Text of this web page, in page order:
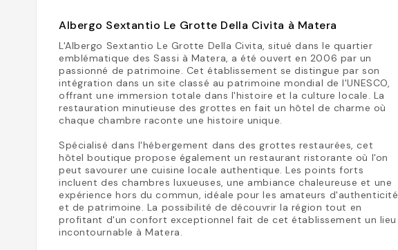
Albergo Sextantio Le Grotte Della Civita à Matera
L'Albergo Sextantio Le Grotte Della Civita, situé dans le quartier
emblématique des Sassi à Matera, a été ouvert en 2006 par un
passionné de patrimoine. Cet établissement se distingue par son
intégration dans un site classé au patrimoine mondial de l'UNESCO,
offrant une immersion totale dans l'histoire et la culture locale. La
restauration minutieuse des grottes en fait un hôtel de charme où
chaque chambre raconte une histoire unique.
Spécialisé dans l'hébergement dans des grottes restaurées, cet
hôtel boutique propose également un restaurant ristorante où l'on
peut savourer une cuisine locale authentique. Les points forts
incluent des chambres luxueuses, une ambiance chaleureuse et une
expérience hors du commun, idéale pour les amateurs d'authenticité
et de patrimoine. La possibilité de découvrir la région tout en
profitant d'un confort exceptionnel fait de cet établissement un lieu
incontournable à Matera.